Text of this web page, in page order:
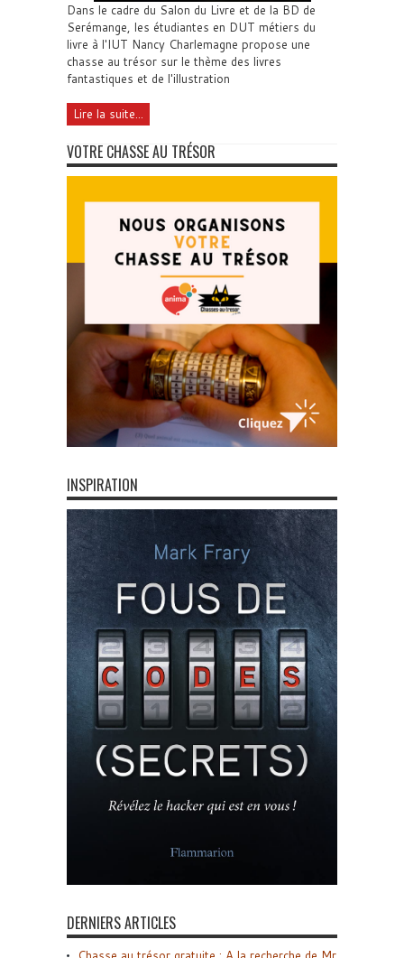
Dans le cadre du Salon du Livre et de la BD de
Serémange, les étudiantes en DUT métiers du
livre à l'IUT Nancy Charlemagne propose une
chasse au trésor sur le thème des livres
fantastiques et de l'illustration
Lire la suite...
VOTRE CHASSE AU TRÉSOR
INSPIRATION
DERNIERS ARTICLES